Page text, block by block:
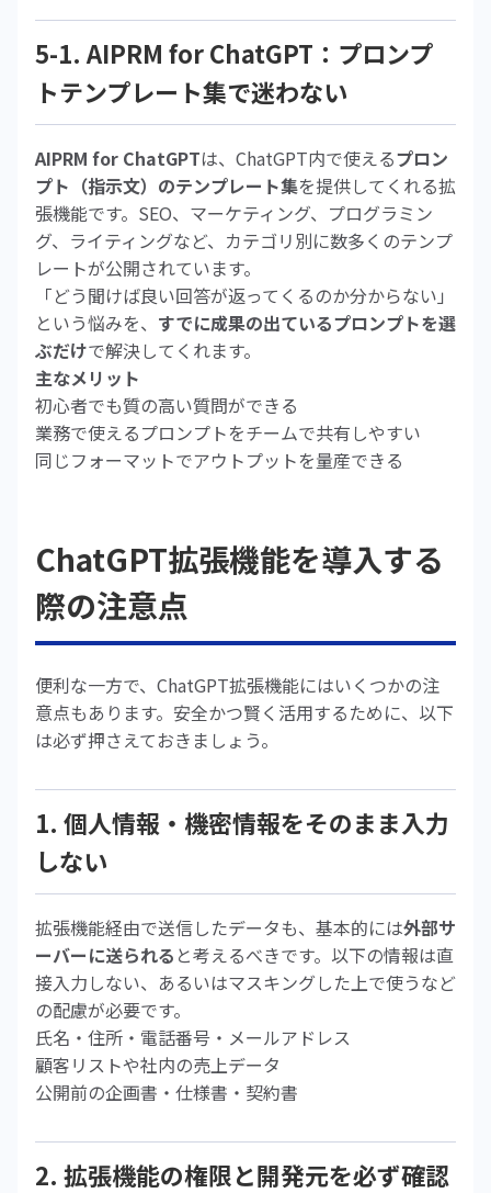
5-1. AIPRM for ChatGPT：プロンプ
トテンプレート集で迷わない
AIPRM for ChatGPTは、ChatGPT内で使えるプロン
プト（指示文）のテンプレート集を提供してくれる拡
張機能です。SEO、マーケティング、プログラミン
グ、ライティングなど、カテゴリ別に数多くのテンプ
レートが公開されています。
「どう聞けば良い回答が返ってくるのか分からない」
という悩みを、 すでに成果の出ているプロンプトを選
ぶだけで解決してくれます。
主なメリット
初心者でも質の高い質問ができる
業務で使えるプロンプトをチームで共有しやすい
同じフォーマットでアウトプットを量産できる
ChatGPT拡張機能を導入する
際の注意点
便利な一方で、ChatGPT拡張機能にはいくつかの注
意点もあります。安全かつ賢く活用するために、以下
は必ず押さえておきましょう。
1. 個人情報・機密情報をそのまま入力
しない
拡張機能経由で送信したデータも、基本的には外部サ
ーバーに送られる と考えるべきです。以下の情報は直
接入力しない、あるいはマスキングした上で使うなど
の配慮が必要です。
氏名・住所・電話番号・メールアドレス
顧客リストや社内の売上データ
公開前の企画書・仕様書・契約書
2. 拡張機能の権限と開発元を必ず確認